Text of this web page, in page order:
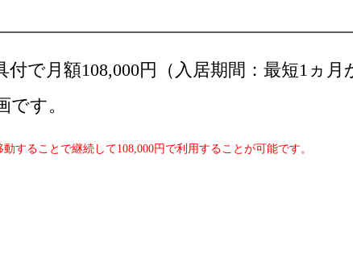
で月額108,000円（入居期間：最短1ヵ
す。
ることで継続して108,000円で利用することが可能です。